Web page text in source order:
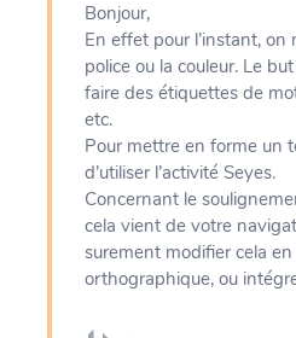
Bonjour,
En effet pour l’instant,
police ou la couleur. Le
faire des étiquettes de
etc.
Pour mettre en forme un
d’utiliser l’activité Seyes.
Concernant le
cela vient de votre
surement modifier cela
orthographique, ou